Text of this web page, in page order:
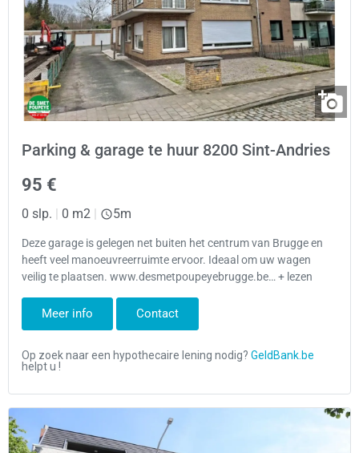
Parking & garage te huur 8200 Sint-Andries
95 €
0 slp. | 0 m2 | 5m
Deze garage is gelegen net buiten het centrum van Brugge en
heeft veel manoeuvreerruimte ervoor. Ideaal om uw wagen
veilig te plaatsen. www.desmetpoupeyebrugge.be… + lezen
Meer info Contact